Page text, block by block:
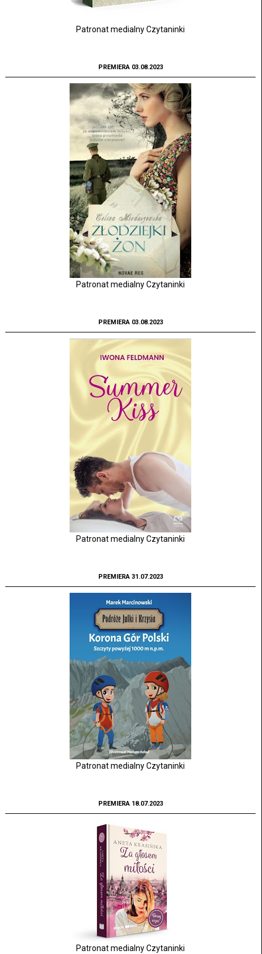
Patronat medialny Czytaninki
PREMIERA 03.08.2023
Patronat medialny Czytaninki
PREMIERA 03.08.2023
Patronat medialny Czytaninki
PREMIERA 31.07.2023
Patronat medialny Czytaninki
PREMIERA 18.07.2023
Patronat medialny Czytaninki